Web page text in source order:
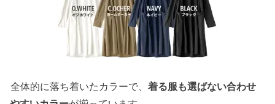
全体的に落ち着いたカラーで、着る服も選ばない合わせ